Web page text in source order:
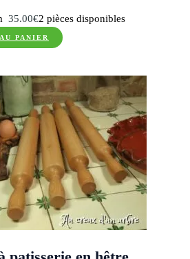
35.00€2 pièces disponibles
PANIER